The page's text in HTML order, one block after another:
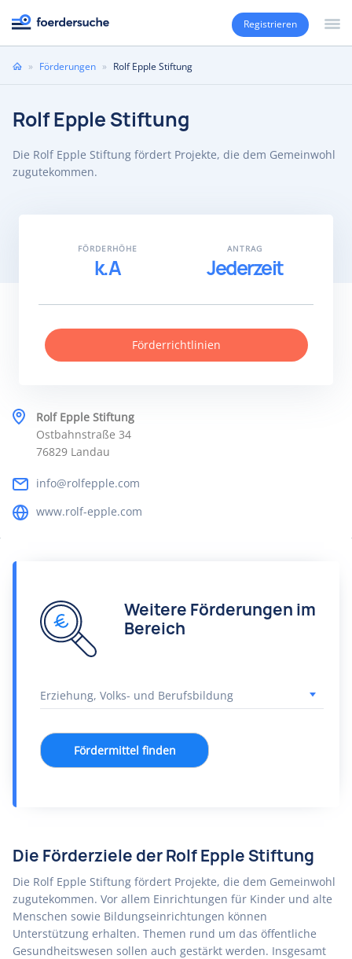
Registrieren
Sie» Förderungen » Rolf Epple Stiftung
Rolf Epple Stiftung
Die Rolf Epple Stiftung fördert Projekte, die dem Gemeinwohl
zugutekommen.
Rolf Epple Stiftung
Ostbahnstraße 34
76829 Landau
info@rolfepple.com
www.rolf-epple.com
FÖRDERHÖHE
k.A
ANTRAG
Jederzeit
Förderrichtlinien
Weitere Förderungen im
Bereich
Fördermittel finden
Die Förderziele der Rolf Epple Stiftung
Die Rolf Epple Stiftung fördert Projekte, die dem Gemeinwohl
zugutekommen. Vor allem Einrichtungen für Kinder und alte
Menschen sowie Bildungseinrichtungen können
Unterstützung erhalten. Themen rund um das öffentliche
Gesundheitswesen sollen auch gestärkt werden. Insgesamt